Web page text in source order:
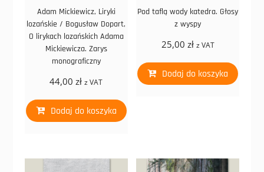
Adam Mickiewicz, Liryki
lozańskie / Bogusław Dopart,
O lirykach lozańskich Adama
Mickiewicza. Zarys
monograficzny
44,00zł z VAT
Dodaj do koszyka
Pod taflą wody katedra. Głosy
z wyspy
25,00 zł z VAT
Dodaj do koszyka